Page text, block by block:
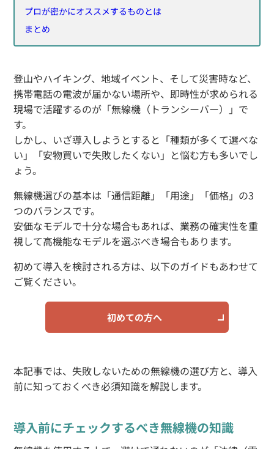
プロが密かにオススメするものとは
まとめ
登山やハイキング、地域イベント、そして災害時など、
携帯電話の電波が届かない場所や、即時性が求められる
現場で活躍するのが「無線機（トランシーバー）」で
す。
しかし、いざ導入しようとすると「種類が多くて選べな
い」「安物買いで失敗したくない」と悩む方も多いでし
ょう。
無線機選びの基本は「通信距離」「用途」「価格」の3
つのバランスです。
安価なモデルで十分な場合もあれば、業務の確実性を重
視して高機能なモデルを選ぶべき場合もあります。
初めて導入を検討される方は、以下のガイドもあわせて
ご覧ください。
初めての方へ
本記事では、失敗しないための無線機の選び方と、導入
前に知っておくべき必須知識を解説します。
導入前にチェックするべき無線機の知識